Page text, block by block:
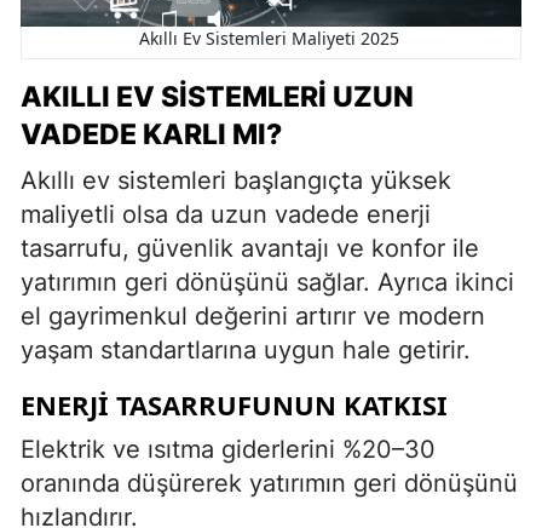
Akıllı Ev Sistemleri Maliyeti 2025
AKILLI EV SISTEMLERI UZUN
VADEDE KARLI MI?
Akıllı ev sistemleri başlangıçta yüksek
maliyetli olsa da uzun vadede enerji
tasarrufu, güvenlik avantajı ve konfor ile
yatırımın geri dönüşünü sağlar. Ayrıca ikinci
el gayrimenkul değerini artırır ve modern
yaşam standartlarına uygun hale getirir.
ENERJI TASARRUFUNUN KATKISI
Elektrik ve ısıtma giderlerini %20–30
oranında düşürerek yatırımın geri dönüşünü
hızlandırır.